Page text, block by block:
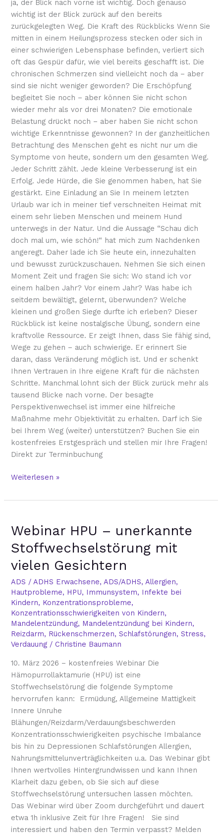
ja, der Blick nach vorne ist wichtig. Doch genauso
wichtig ist der Blick zurück auf den bereits
zurückgelegten Weg. Die Kraft des Rückblicks Wenn Sie
mitten in einem Heilungsprozess stecken oder sich in
einer schwierigen Lebensphase befinden, verliert sich
oft das Gespür dafür, wie viel bereits geschafft ist. Die
chronischen Schmerzen sind vielleicht noch da – aber
sind sie nicht weniger geworden? Die Erschöpfung
begleitet Sie noch – aber können Sie nicht schon
wieder mehr als vor drei Monaten? Die emotionale
Belastung drückt noch – aber haben Sie nicht schon
wichtige Erkenntnisse gewonnen? In der ganzheitlichen
Betrachtung des Menschen geht es nicht nur um die
Symptome von heute, sondern um den gesamten Weg.
Jeder Schritt zählt. Jede kleine Verbesserung ist ein
Erfolg. Jede Hürde, die Sie genommen haben, hat Sie
gestärkt. Eine Einladung an Sie In meinem letzten
Urlaub war ich in meiner tief verschneiten Heimat mit
einem sehr lieben Menschen und meinem Hund
unterwegs in der Natur. Und die Aussage “Schau dich
doch mal um, wie schön!“ hat mich zum Nachdenken
angeregt. Daher lade ich Sie heute ein, innezuhalten
und bewusst zurückzuschauen. Nehmen Sie sich einen
Moment Zeit und fragen Sie sich: Wo stand ich vor
einem halben Jahr? Vor einem Jahr? Was habe ich
seitdem bewältigt, gelernt, überwunden? Welche
kleinen und großen Siege durfte ich erleben? Dieser
Rückblick ist keine nostalgische Übung, sondern eine
kraftvolle Ressource. Er zeigt Ihnen, dass Sie fähig sind,
Wege zu gehen – auch schwierige. Er erinnert Sie
daran, dass Veränderung möglich ist. Und er schenkt
Ihnen Vertrauen in Ihre eigene Kraft für die nächsten
Schritte. Manchmal lohnt sich der Blick zurück mehr als
tausend Blicke nach vorne. Der besagte
Perspektivenwechsel ist immer eine hilfreiche
Maßnahme mehr Objektivität zu erhalten. Darf ich Sie
bei Ihrem Weg (weiter) unterstützen? Buchen Sie ein
kostenfreies Erstgespräch und stellen mir Ihre Fragen!
Direkt zur Terminbuchung
Weiterlesen »
Webinar HPU – unerkannte
Stoffwechselstörung mit
vielen Gesichtern
ADS / ADHS Erwachsene,ADS/ADHS,Allergien,
Hautprobleme, HPU, Immunsystem, Infekte bei
Kindern, Konzentrationsprobleme,
Konzentrationsschwierigkeiten von Kindern,
Mandelentzündung, Mandelentzündung bei Kindern,
Reizdarm, Rückenschmerzen,Schlafstörungen,Stress,
Verdauung /Christine Baumann
10. März 2026 – kostenfreies Webinar Die
Hämopurrollaktamurie (HPU) ist eine
Stoffwechselstörung die folgende Symptome
hervorrufen kann: Ermüdung, Allgemeine Mattigkeit
Innere Unruhe
Blähungen/Reizdarm/Verdauungsbeschwerden
Konzentrationsschwierigkeiten psychische Imbalance
bis hin zu Depressionen Schlafstörungen Allergien,
Nahrungsmittelunverträglichkeiten u.a. Das Webinar gibt
Ihnen wertvolles Hintergrundwissen und kann Ihnen
Klarheit dazu geben, ob Sie sich auf diese
Stoffwechselstörung untersuchen lassen möchten.
Das Webinar wird über Zoom durchgeführt und dauert
etwa 1h inklusive Zeit für Ihre Fragen! Sie sind
interessiert und haben den Termin verpasst? Melden
HPU
unerkannte
Stoffwechselstörung
vielen
Gesichtern